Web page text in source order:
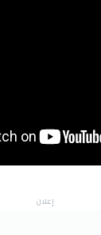
إعلان